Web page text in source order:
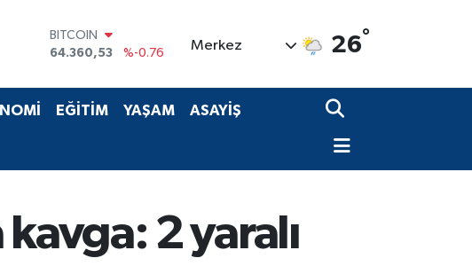
64.360,53
DOLAR
55,0265
STERLİN
6618.49
%2.12
Merkez 26°
EĞİTİM YAŞAM ASAYİŞ
2 yaralı